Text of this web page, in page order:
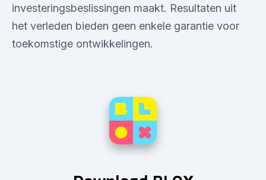
investeringsbeslissingen maakt. Resultaten uit
het verleden bieden geen enkele garantie voor
toekomstige ontwikkelingen.